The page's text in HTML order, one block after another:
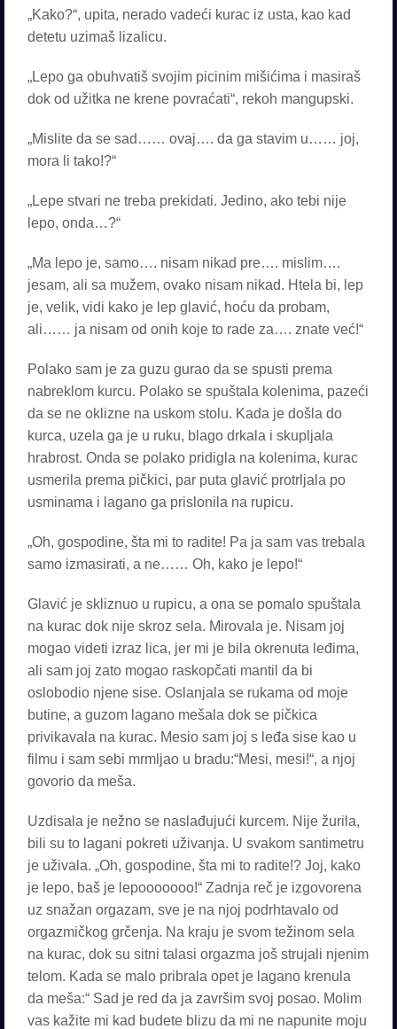
„Kako?“, upita, nerado vadeći kurac iz usta, kao kad
detetu uzimaš lizalicu.
„Lepo ga obuhvatiš svojim picinim mišićima i masiraš
dok od užitka ne krene povraćati“, rekoh mangupski.
„Mislite da se sad…… ovaj…. da ga stavim u…… joj,
mora li tako!?“
„Lepe stvari ne treba prekidati. Jedino, ako tebi nije
lepo, onda…?“
„Ma lepo je, samo…. nisam nikad pre…. mislim….
jesam, ali sa mužem, ovako nisam nikad. Htela bi, lep
je, velik, vidi kako je lep glavić, hoću da probam,
ali…… ja nisam od onih koje to rade za…. znate već!“
Polako sam je za guzu gurao da se spusti prema
nabreklom kurcu. Polako se spuštala kolenima, pazeći
da se ne oklizne na uskom stolu. Kada je došla do
kurca, uzela ga je u ruku, blago drkala i skupljala
hrabrost. Onda se polako pridigla na kolenima, kurac
usmerila prema pičkici, par puta glavić protrljala po
usminama i lagano ga prislonila na rupicu.
„Oh, gospodine, šta mi to radite! Pa ja sam vas trebala
samo izmasirati, a ne…… Oh, kako je lepo!“
Glavić je skliznuo u rupicu, a ona se pomalo spuštala
na kurac dok nije skroz sela. Mirovala je. Nisam joj
mogao videti izraz lica, jer mi je bila okrenuta leđima,
ali sam joj zato mogao raskopčati mantil da bi
oslobodio njene sise. Oslanjala se rukama od moje
butine, a guzom lagano mešala dok se pičkica
privikavala na kurac. Mesio sam joj s leđa sise kao u
filmu i sam sebi mrmljao u bradu:“Mesi, mesi!“, a njoj
govorio da meša.
Uzdisala je nežno se naslađujući kurcem. Nije žurila,
bili su to lagani pokreti uživanja. U svakom santimetru
je uživala. „Oh, gospodine, šta mi to radite!? Joj, kako
je lepo, baš je lepooooooo!“ Zadnja reč je izgovorena
uz snažan orgazam, sve je na njoj podrhtavalo od
orgazmičkog grčenja. Na kraju je svom težinom sela
na kurac, dok su sitni talasi orgazma još strujali njenim
telom. Kada se malo pribrala opet je lagano krenula
da meša:“ Sad je red da ja završim svoj posao. Molim
vas kažite mi kad budete blizu da mi ne napunite moju